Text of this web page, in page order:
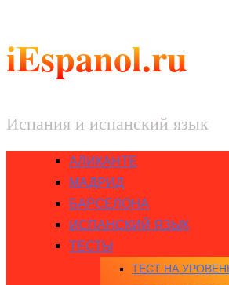
iEspanol.ru
Испания и испанский язык
АЛИКАНТЕ
МАДРИД
БАРСЕЛОНА
ИСПАНСКИЙ ЯЗЫК
ТЕСТЫ
ТЕСТ НА